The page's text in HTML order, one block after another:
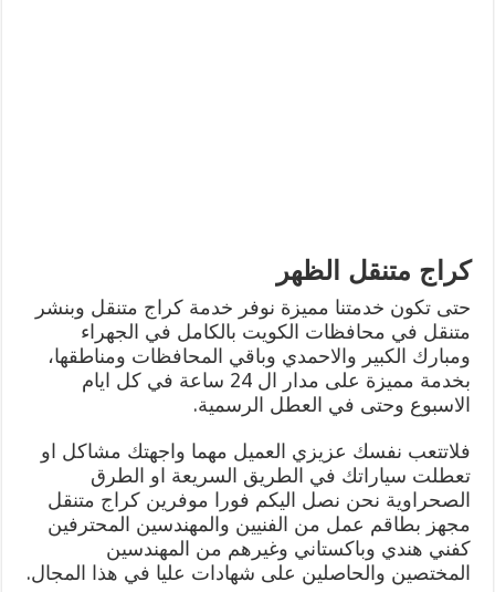
كراج متنقل الظهر
حتى تكون خدمتنا مميزة نوفر خدمة كراج متنقل وبنشر
متنقل في محافظات الكويت بالكامل في الجهراء
ومبارك الكبير والاحمدي وباقي المحافظات ومناطقها،
بخدمة مميزة على مدار ال 24 ساعة في كل ايام
الاسبوع وحتى في العطل الرسمية.
فلاتتعب نفسك عزيزي العميل مهما واجهتك مشاكل او
تعطلت سياراتك في الطريق السريعة او الطرق
الصحراوية نحن نصل اليكم فورا موفرين كراج متنقل
مجهز بطاقم عمل من الفنيين والمهندسين المحترفين
كفني هندي وباكستاني وغيرهم من المهندسين
المختصين والحاصلين على شهادات عليا في هذا المجال.